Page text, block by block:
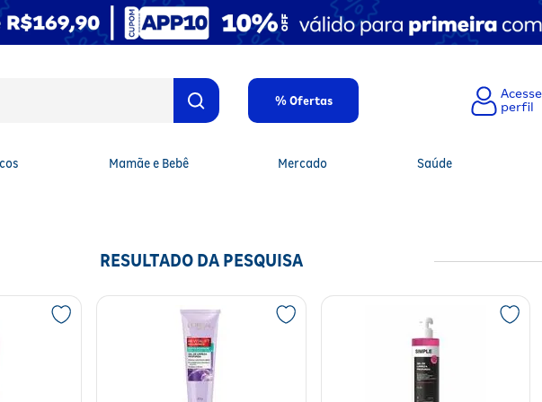
% Ofertas
Mamãe e Bebê Mercado Saúde
RESULTADO DA PESQUISA